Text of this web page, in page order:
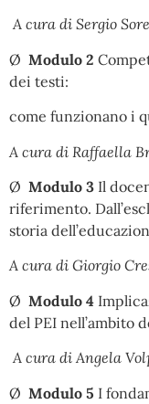
A cura di Sergio
Ø Modulo 2
dei testi:
come funzionano i
A cura di Raffaella
Ø Modulo 3 Il
riferimento.
storia
A cura di Giorgio
Ø Modulo 4
del PEI nell’ambito
A cura di Angela
Ø Modulo 5 I